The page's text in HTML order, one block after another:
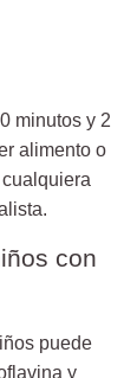
minutos y 2
alimento o
con
puede
y